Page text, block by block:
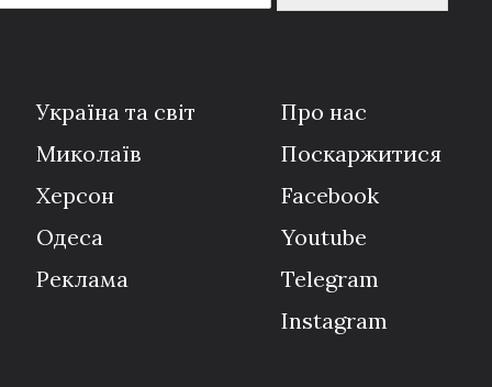
Україна та світ
Миколаїв
Херсон
Одеса
Реклама
Про нас
Поскаржитися
Facebook
Youtube
Telegram
Instagram